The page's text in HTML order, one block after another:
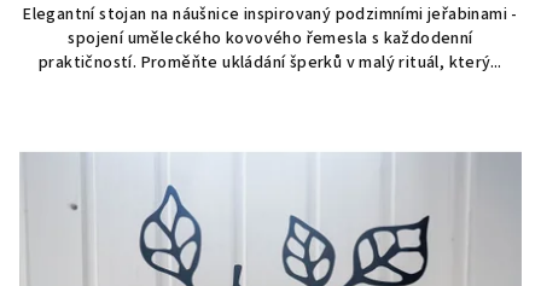
Elegantní stojan na náušnice inspirovaný podzimními jeřabinami -
spojení uměleckého kovového řemesla s každodenní
praktičností. Proměňte ukládání šperků v malý rituál, který...